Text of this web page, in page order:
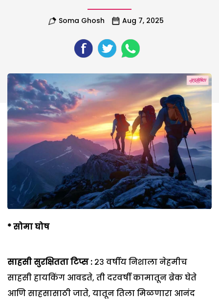
Soma Ghosh Aug 7, 2025
*सोमा घोष
साहसी सुरक्षितता टिप्स : २३ वर्षीय निशाला नेहमीच
साहसी हायकिंग आवडते, ती दरवर्षी कामातून ब्रेक घेते
आणि साहसासाठी जाते, यातून तिला मिळणारा आनंद